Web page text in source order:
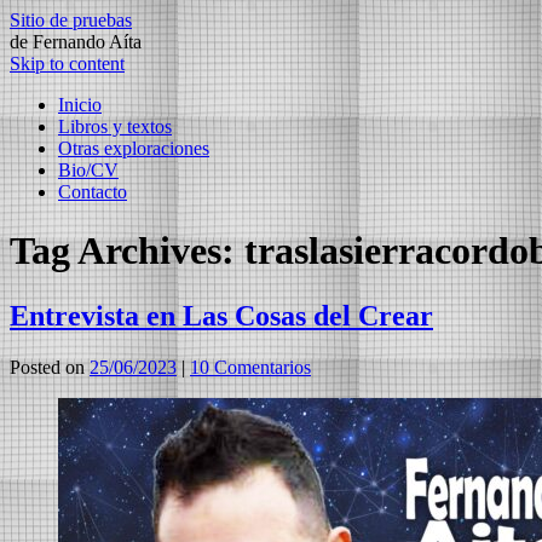
Sitio de pruebas
de Fernando Aíta
Skip to content
Inicio
Libros y textos
Otras exploraciones
Bio/CV
Contacto
Tag Archives:
Entrevista en Las Cosas del Crear
Posted on 25/06/2023 | 10 Comentarios